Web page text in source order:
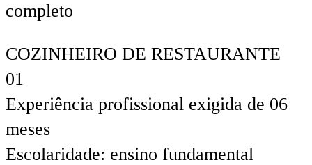
completo
COZINHEIRO DE RESTAURANTE
01
Experiência profissional exigida de 06
meses
Escolaridade: ensino fundamental